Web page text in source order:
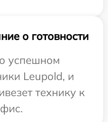
о готовности
успешном
Leupold, и
технику к